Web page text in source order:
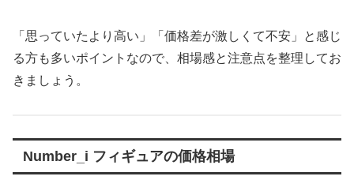
「思っていたより高い」「価格差が激しくて不安」と感じ
る方も多いポイントなので、相場感と注意点を整理してお
きましょう。
Number_i フィギュアの価格相場